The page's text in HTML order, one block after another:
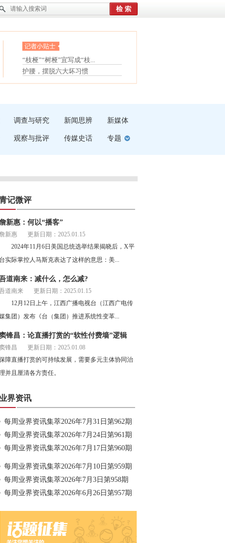
眼白变红或是结膜下出血
“枝桠”“树桠”宜写成“枝...
夏天缓解疲劳有三招
护腰，摆脱六大坏习惯
受伤了冰敷还是热敷
调查与研究 新闻思辨 新媒体
观察与批评 传媒史话 专题
记微评
新惠：何以“播客”
新惠
更新日期：2025.01.15
2024年11月6日美国总统选举结果揭晓后，X平
台实际掌控人马斯克表达了这样的意思：美...
道南来：减什么，怎么减?
道南来
更新日期：2025.01.15
12月12日上午，江西广播电视台（江西广电传
集团）发布《台（集团）推进系统性变革...
锋昌：论直播打赏的“软性付费墙”逻辑
锋昌
更新日期：2025.01.08
障直播打赏的可持续发展，需要多元主体协同治
并且厘清各方责任。
界资讯
每周业界资讯集萃2026年7月31日第962期
每周业界资讯集萃2026年7月24日第961期
每周业界资讯集萃2026年7月17日第960期
每周业界资讯集萃2026年7月10日第959期
每周业界资讯集萃2026年7月3日第958期
每周业界资讯集萃2026年6月26日第957期